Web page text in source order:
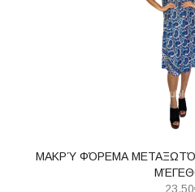
ΜΑΚΡΎ ΦΌΡΕΜΑ ΜΕΤΑΞΩΤΌ